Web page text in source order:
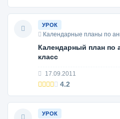
УРОК
Календарные планы по
Календарный план по
класс
17.09.2011
4.2
УРОК